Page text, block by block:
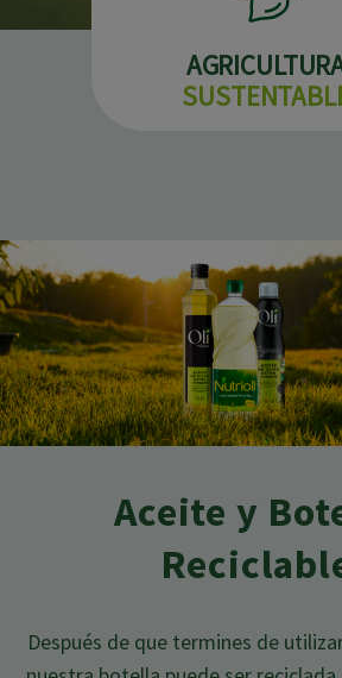
Aceite y
Después de que termines de